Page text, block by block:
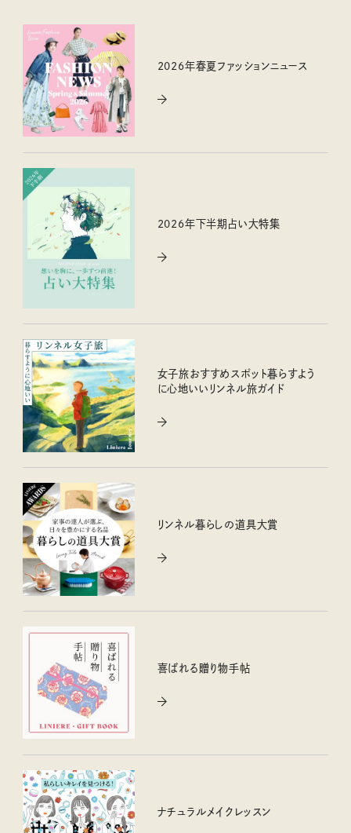
2026年春夏ファッションニュース
2026年下半期占い大特集
女子旅おすすめスポット暮らすよう
に心地いいリンネル旅ガイド
リンネル暮らしの道具大賞
喜ばれる贈り物手帖
ナチュラルメイクレッスン